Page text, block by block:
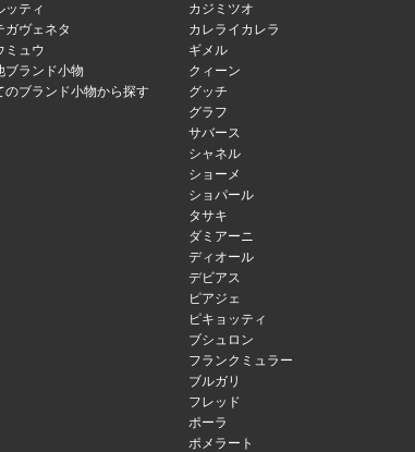
ッティ
ガヴェネタ
ミュウ
ブランド小物
のブランド小物から探す
カジミツオ
カレライカレラ
ギメル
クィーン
グッチ
グラフ
サバース
シャネル
ショーメ
ショパール
タサキ
ダミアーニ
ディオール
デビアス
ピアジェ
ピキョッティ
ブシュロン
フランクミュラー
ブルガリ
フレッド
ポーラ
ポメラート